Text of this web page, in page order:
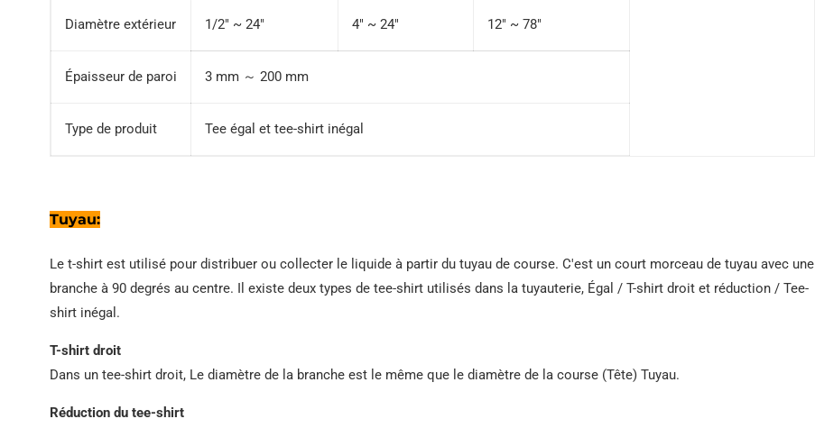
Diamètre extérieur 1/2″ ~ 24″ 4″ ~ 24″ 12″ ~ 78″
Épaisseur de paroi 3 mm ～ 200 mm
Type de produit Tee égal et tee-shirt inégal
Tuyau:
Le t-shirt est utilisé pour distribuer ou collecter le liquide à partir du tuyau de course. C'est un court morceau de tuyau avec une
branche à 90 degrés au centre. Il existe deux types de tee-shirt utilisés dans la tuyauterie, Égal / T-shirt droit et réduction / Tee-
shirt inégal.
T-shirt droit
Dans un tee-shirt droit, Le diamètre de la branche est le même que le diamètre de la course (Tête) Tuyau.
Réduction du tee-shirt